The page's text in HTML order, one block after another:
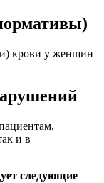
крови у женщин
и в
следующие